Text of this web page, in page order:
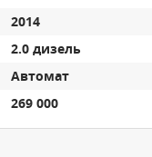
2014
2.0 дизель
Автомат
269 000